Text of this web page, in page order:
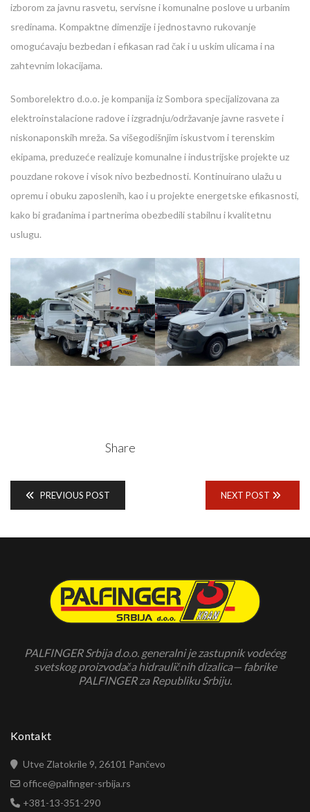
izborom za javnu rasvetu, servisne i komunalne poslove u urbanim
sredinama. Kompaktne dimenzije i jednostavno rukovanje
omogućavaju bezbedan i efikasan rad čak i u uskim ulicama i na
zahtevnim lokacijama.
Somborelektro d.o.o. je kompanija iz Sombora specijalizovana za
elektroinstalacione radove i izgradnju/održavanje javne rasvete i
niskonaponskih mreža. Sa višegodišnjim iskustvom i terenskim
ekipama, preduzeće realizuje komunalne i industrijske projekte uz
pouzdane rokove i visok nivo bezbednosti. Kontinuirano ulažu u
opremu i obuku zaposlenih, kao i u projekte energetske efikasnosti,
kako bi građanima i partnerima obezbedili stabilnu i kvalitetnu
uslugu.
Share
PREVIOUS POST NEXT POST
PALFINGER Srbija d.o.o. generalni je zastupnik vodećeg
svetskog proizvodača hidrauličnih dizalica— fabrike
PALFINGER za Republiku Srbiju.
Kontakt
Utve Zlatokrile 9, 26101 Pančevo
office@palfinger-srbija.rs
+381-13-351-290